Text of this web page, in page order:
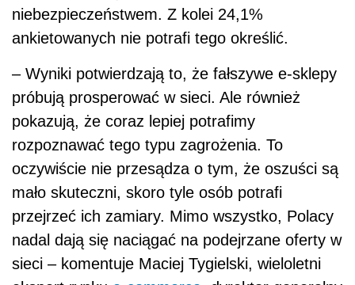
niebezpieczeństwem. Z kolei 24,1%
ankietowanych nie potrafi tego określić.
– Wyniki potwierdzają to, że fałszywe e-sklepy
próbują prosperować w sieci. Ale również
pokazują, że coraz lepiej potrafimy
rozpoznawać tego typu zagrożenia. To
oczywiście nie przesądza o tym, że oszuści są
mało skuteczni, skoro tyle osób potrafi
przejrzeć ich zamiary. Mimo wszystko, Polacy
nadal dają się naciągać na podejrzane oferty w
sieci – komentuje Maciej Tygielski, wieloletni